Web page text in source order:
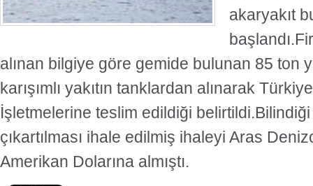
akaryakıt
alınan bilgiye göre gemide bulunan 85 ton
karışımlı yakıtın tanklardan alınarak
İşletmelerine teslim edildiği belirtildi.Bilindiği
çıkartılması ihale edilmiş ihaleyi Aras
Amerikan Dolarına almıştı.